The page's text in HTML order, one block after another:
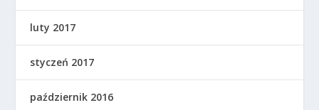
luty 2017
styczeń 2017
październik 2016